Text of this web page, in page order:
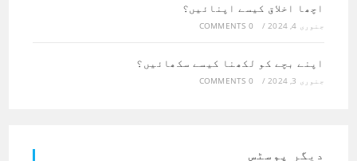
اچھا اخلاق کیسے اپنائیں؟
جنوری 4, 2024 /
0 COMMENTS
اپنے بچے کو لکھنا کیسے سکھائیں؟
جنوری 3, 2024 /
0 COMMENTS
دیگر پوسٹس